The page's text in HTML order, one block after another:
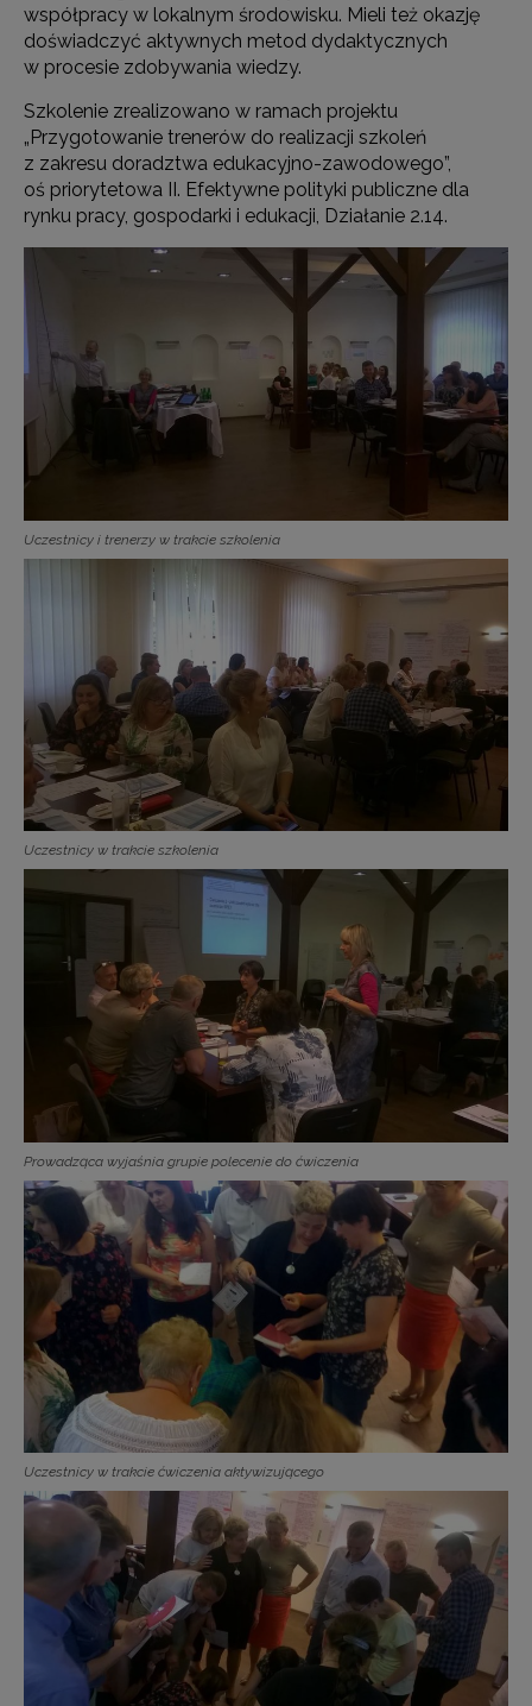
współpracy w lokalnym środowisku. Mieli też okazję
doświadczyć aktywnych metod dydaktycznych
w procesie zdobywania wiedzy.
Szkolenie zrealizowano w ramach projektu
„Przygotowanie trenerów do realizacji szkoleń
z zakresu doradztwa edukacyjno-zawodowego”,
oś priorytetowa II. Efektywne polityki publiczne dla
rynku pracy, gospodarki i edukacji, Działanie 2.14.
Uczestnicy i trenerzy w trakcie szkolenia
Uczestnicy w trakcie szkolenia
Prowadząca wyjaśnia grupie polecenie do ćwiczenia
Uczestnicy w trakcie ćwiczenia aktywizującego